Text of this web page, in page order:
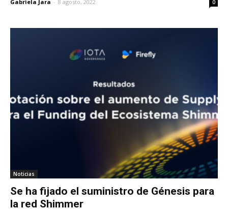
Gabriela Jara - 8 agosto, 2022 0
Noticias
Se ha fijado el suministro de Génesis para
la red Shimmer